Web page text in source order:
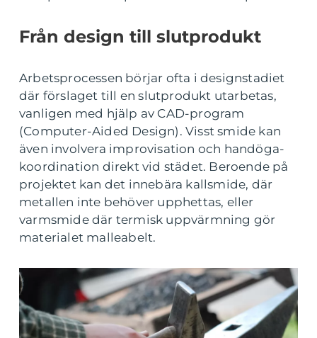
Från design till slutprodukt
Arbetsprocessen börjar ofta i designstadiet
där förslaget till en slutprodukt utarbetas,
vanligen med hjälp av CAD-program
(Computer-Aided Design). Visst smide kan
även involvera improvisation och handöga-
koordination direkt vid städet. Beroende på
projektet kan det innebära kallsmide, där
metallen inte behöver upphettas, eller
varmsmide där termisk uppvärmning gör
materialet malleabelt.